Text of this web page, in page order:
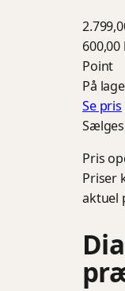
600,00
Point
På
Se pris
Pris
Priser
aktuel